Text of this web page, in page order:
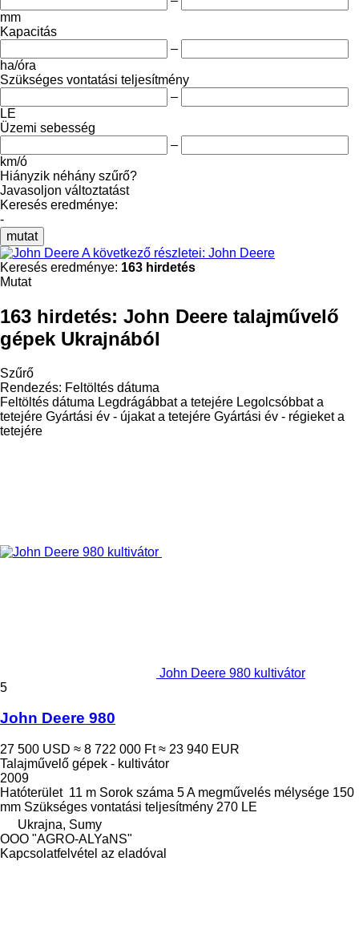
mm
Kapacitás
–
ha/óra
Szükséges vontatási teljesítmény
–
LE
Üzemi sebesség
–
km/ó
Hiányzik néhány szűrő?
Javasoljon változtatást
Keresés eredménye:
-
mutat
A következő részletei: John Deere
Keresés eredménye: 163 hirdetés
Mutat
163 hirdetés: John Deere talajművelő
gépek Ukrajnából
Szűrő
Rendezés: Feltöltés dátuma
Feltöltés dátuma Legdrágábbat a tetejére Legolcsóbbat a
tetejére Gyártási év - újakat a tetejére Gyártási év - régieket a
tetejére
John Deere 980 kultivátor
5
John Deere 980
27 500 USD ≈ 8 722 000 Ft ≈ 23 940 EUR
Talajművelő gépek - kultivátor
2009
Hatóterület 11 m Sorok száma 5A megművelés mélysége 150
mm Szükséges vontatási teljesítmény 270 LE
Ukrajna, Sumy
OOO "AGRO-ALYaNS"
Kapcsolatfelvétel az eladóval